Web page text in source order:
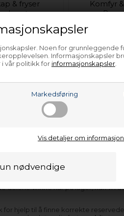
Noen for grunnleggende
Informasjonskapsler
i vår politikk for informasjonskapsler
Markedsføring
Vis detaljer om
& fryser
Komfyr
delene vi ikke har på lager, kan vi i
for hjelp til å finne korrekte